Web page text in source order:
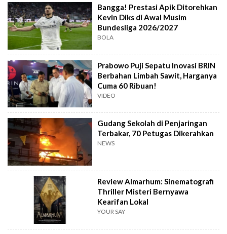
Bangga! Prestasi Apik Ditorehkan
Kevin Diks di Awal Musim
Bundesliga 2026/2027
BOLA
Prabowo Puji Sepatu Inovasi BRIN
Berbahan Limbah Sawit, Harganya
Cuma 60 Ribuan!
VIDEO
Gudang Sekolah di Penjaringan
Terbakar, 70 Petugas Dikerahkan
NEWS
Review Almarhum: Sinematografi
Thriller Misteri Bernyawa
Kearifan Lokal
YOUR SAY